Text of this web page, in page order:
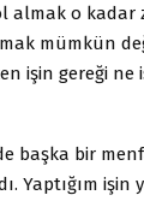
almak o kadar
mümkün
işin gereği ne
başka bir
Yaptığım işin